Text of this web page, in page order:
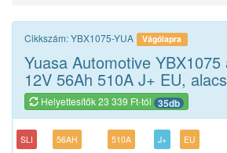
Cikkszám: YBX1075-YUA Vágólapra
Yuasa Automotive YBX1075
12V 56Ah 510A J+ EU,
Helyettesítők 23 339 Ft-tól 35db
SLI 56AH 510A J+ EU